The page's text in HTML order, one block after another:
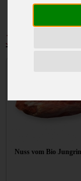
Jungrind
Nuss vom Bio